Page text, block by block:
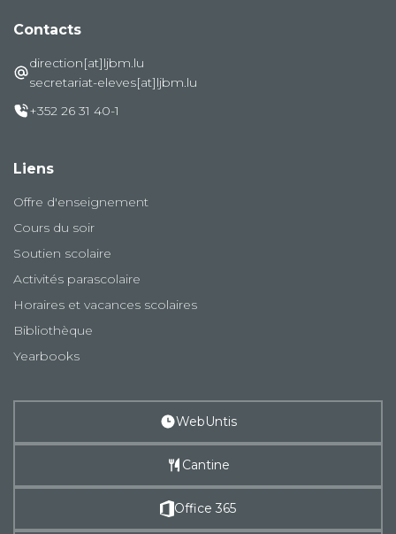
Contacts
direction[at]ljbm.lu
secretariat-eleves[at]ljbm.lu
+352 26 31 40-1
Liens
Offre d'enseignement
Cours du soir
Soutien scolaire
Activités parascolaire
Horaires et vacances scolaires
Bibliothèque
Yearbooks
WebUntis
Cantine
Office 365